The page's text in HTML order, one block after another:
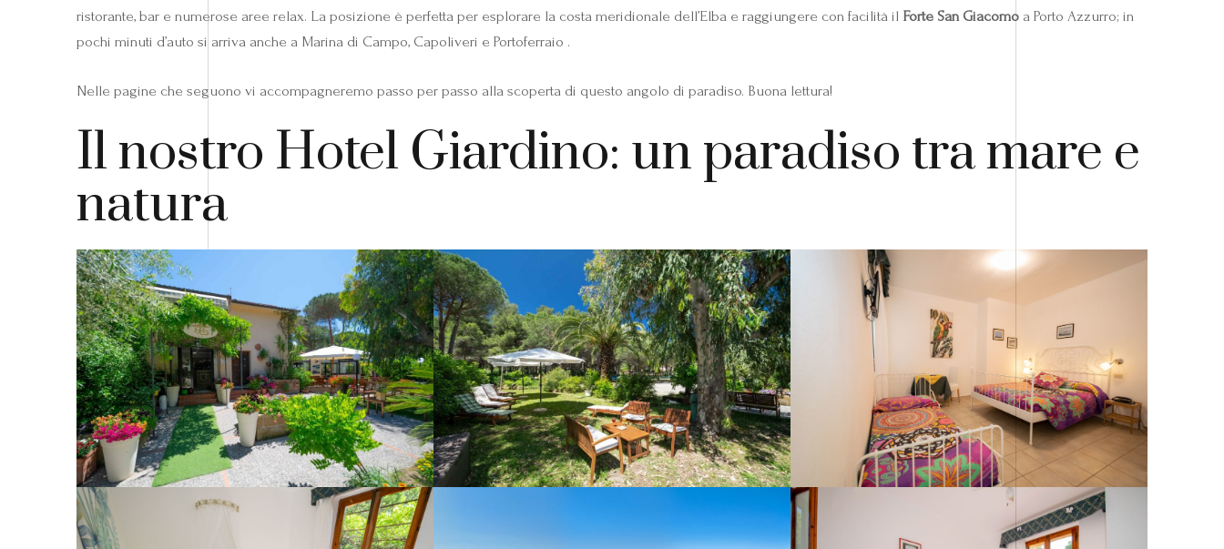
ristorante, bar e numerose aree relax. La posizione è perfetta per esplorare la costa meridionale dell’Elba e raggiungere con facilità il Forte San Giacomo a Porto Azzurro; in
pochi minuti d’auto si arriva anche a Marina di Campo, Capoliveri e Portoferraio .
Nelle pagine che seguono vi accompagneremo passo per passo alla scoperta di questo angolo di paradiso. Buona lettura!
Il nostro Hotel Giardino: un paradiso tra mare e
natura